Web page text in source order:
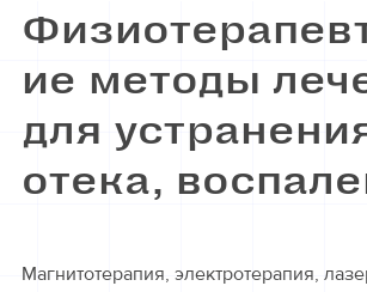
ие методы
для
отека,
Магнитотерапия, электротерапия,